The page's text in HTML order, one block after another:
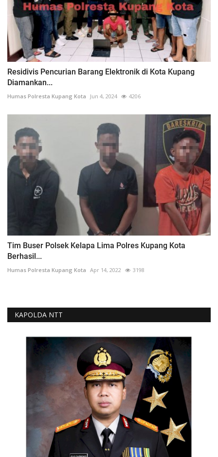
Residivis Pencurian Barang Elektronik di Kota Kupang
Diamankan...
Humas Polresta Kupang Kota Jun 4, 2024 4206
Tim Buser Polsek Kelapa Lima Polres Kupang Kota
Berhasil...
Humas Polresta Kupang Kota Apr 14, 2022 3198
KAPOLDA NTT